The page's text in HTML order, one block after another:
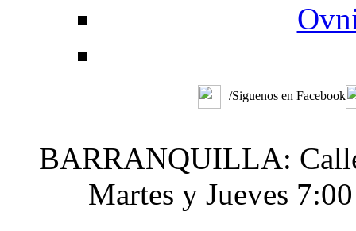
/Siguenos en Facebook
BARRANQUILLA:
Martes y Jueves